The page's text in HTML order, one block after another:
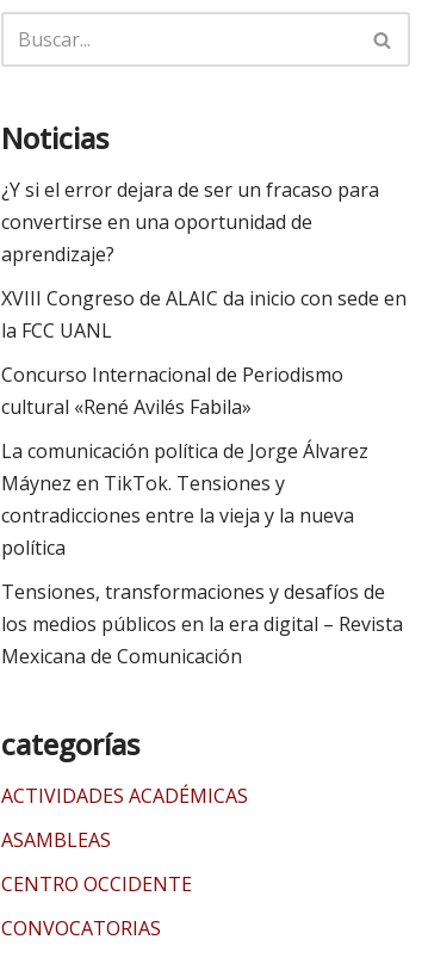
Noticias
¿Y si el error dejara de ser un fracaso para
convertirse en una oportunidad de
aprendizaje?
XVIII Congreso de ALAIC da inicio con sede en
la FCC UANL
Concurso Internacional de Periodismo
cultural «René Avilés Fabila»
La comunicación política de Jorge Álvarez
Máynez en TikTok. Tensiones y
contradicciones entre la vieja y la nueva
política
Tensiones, transformaciones y desafíos de
los medios públicos en la era digital – Revista
Mexicana de Comunicación
categorías
ACTIVIDADES ACADÉMICAS
ASAMBLEAS
CENTRO OCCIDENTE
CONVOCATORIAS